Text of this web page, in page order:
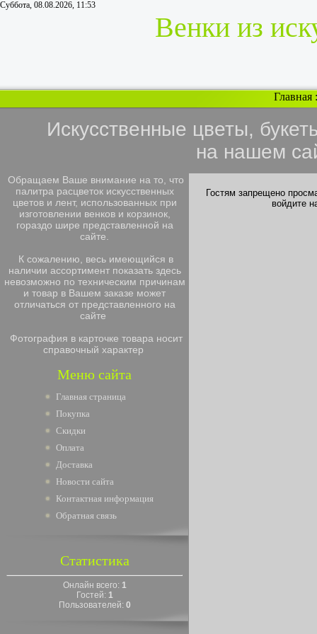
Суббота, 08.08.2026, 11:53
Венки из
Главная
Искусственные цветы,
на нашем
Обращаем Ваше внимание на то, что
палитра расцветок искусственных
цветов и лент, использованных при
изготовлении венков и корзинок,
гораздо шире представленной на
сайте.
К сожалению, весь имеющийся в
наличии ассортимент показать здесь
невозможно по техническим причинам
и товар в Вашем заказе может
отличаться от представленного на
сайте
Фотография в карточке товара носит
справочный характер
Меню сайта
Главная страница
Покупка
Скидки
Оплата
Доставка
Новости сайта
Контактная информация
Обратная связь
Статистика
Онлайн всего: 1
Гостей: 1
Пользователей: 0
Гостям запрещено
войдите